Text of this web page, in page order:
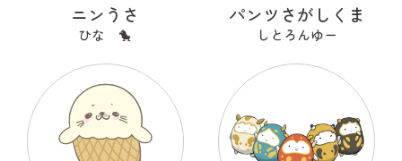
ニンうさ
ひな 🐤
パンツさがしくま
しとろんゆー